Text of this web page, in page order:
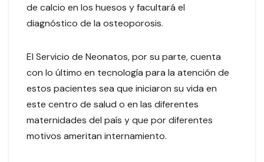
de calcio en los huesos y facultará el
diagnóstico de la osteoporosis.
El Servicio de Neonatos, por su parte, cuenta
con lo último en tecnología para la atención de
estos pacientes sea que iniciaron su vida en
este centro de salud o en las diferentes
maternidades del país y que por diferentes
motivos ameritan internamiento.